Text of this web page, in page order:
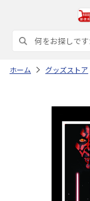
ホーム グッズストア